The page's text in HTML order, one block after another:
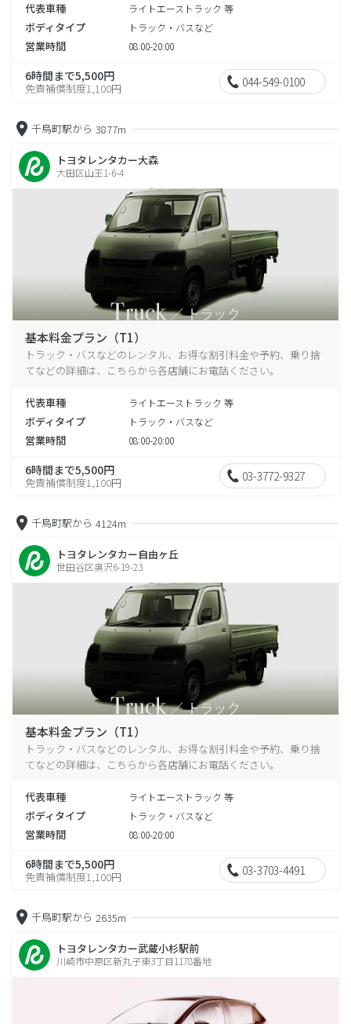
代表車種 ライトエーストラック 等
ボディタイプ トラック・バスなど
営業時間 08:00-20:00
6時間まで5,500円
免責補償制度1,100円 044-549-0100
千鳥町駅から 3877m
トヨタレンタカー大森
大田区山王1-6-4
基本料金プラン（T1）
トラック・バスなどのレンタル、お得な割引料金や予約、乗り捨
てなどの詳細は、こちらから各店舗にお電話ください。
代表車種 ライトエーストラック 等
ボディタイプ トラック・バスなど
営業時間 08:00-20:00
6時間まで5,500円
免責補償制度1,100円 03-3772-9327
千鳥町駅から 4124m
トヨタレンタカー自由ヶ丘
世田谷区奥沢6-19-23
基本料金プラン（T1）
トラック・バスなどのレンタル、お得な割引料金や予約、乗り捨
てなどの詳細は、こちらから各店舗にお電話ください。
代表車種 ライトエーストラック 等
ボディタイプ トラック・バスなど
営業時間 08:00-20:00
6時間まで5,500円
免責補償制度1,100円 03-3703-4491
千鳥町駅から 2635m
トヨタレンタカー武蔵小杉駅前
川崎市中原区新丸子東3丁目1178番地